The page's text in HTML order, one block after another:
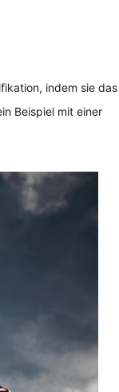
indem sie das
Beispiel mit einer